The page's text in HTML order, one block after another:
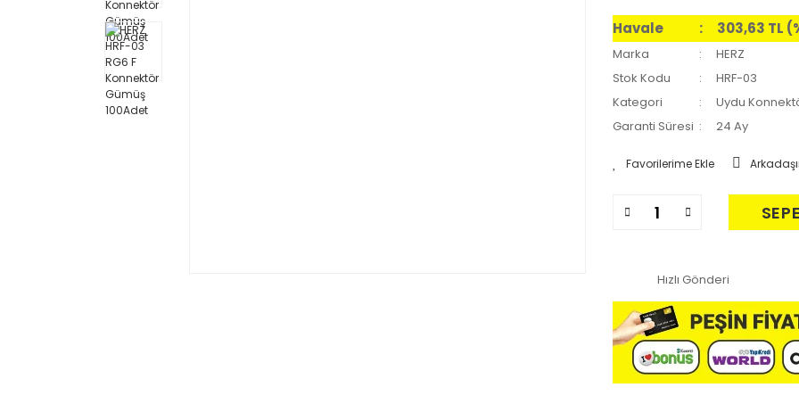
Havale 303,63 TL
Marka
HERZ
Stok Kodu
HRF-03
Kategori
Uydu
Garanti Süresi
24 Ay
Hızlı Gönderi